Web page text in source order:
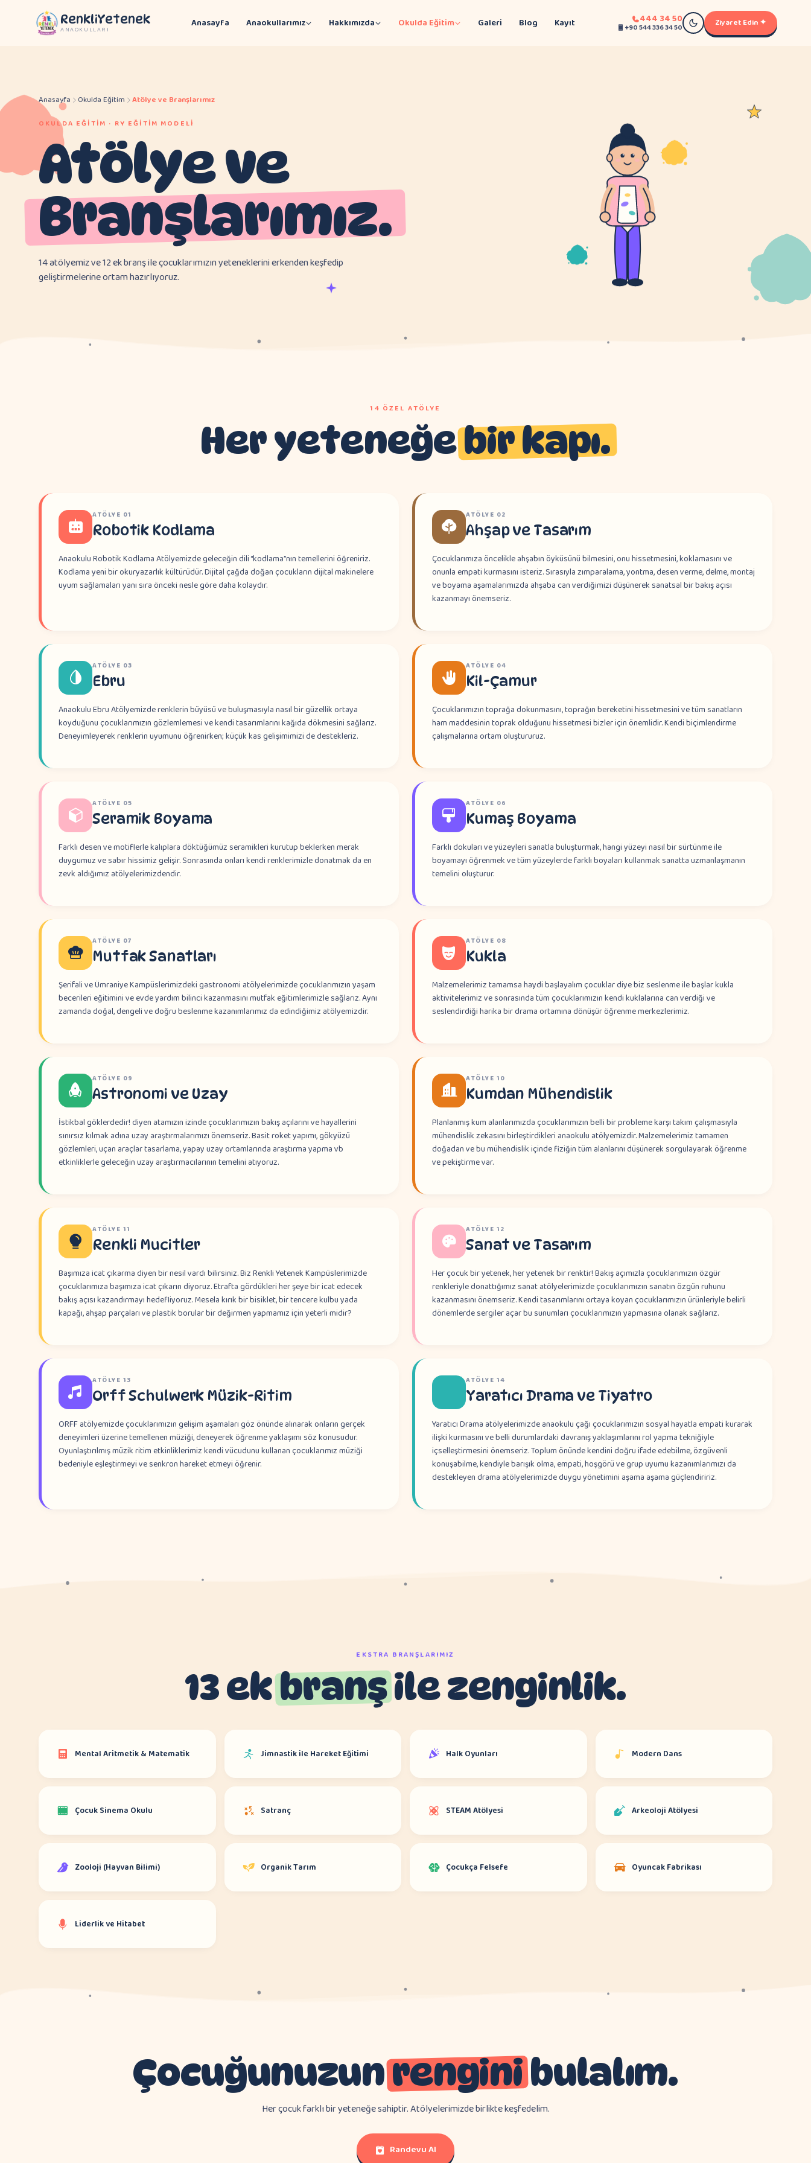
RenkliYetenek
ANAOKULLARI Anasayfa Anaokullarımız Hakkımızda Okulda Eğitim Galeri Blog Kayıt 444 34 50
+90 544 336 34 50 Ziyaret Edin ✦
Anasayfa Okulda Eğitim Atölye ve Branşlarımız
OKULDA EĞITIM · RY EĞITIM MODELI
Atölye ve
Branşlarımız.
14 atölyemiz ve 12 ek branş ile çocuklarımızın yeteneklerini erkenden keşfedip
geliştirmelerine ortam hazırlıyoruz.
14 ÖZEL ATÖLYE
Her yeteneğebir kapı.
ATÖLYE 01
Robotik Kodlama
Anaokulu Robotik Kodlama Atölyemizde geleceğin dili “kodlama”nın temellerini öğreniriz.
Kodlama yeni bir okuryazarlık kültürüdür. Dijital çağda doğan çocukların dijital makinelere
uyum sağlamaları yanı sıra önceki nesle göre daha kolaydır.
ATÖLYE 02
Ahşap ve Tasarım
Çocuklarımıza öncelikle ahşabın öyküsünü bilmesini, onu hissetmesini, koklamasını ve
onunla empati kurmasını isteriz. Sırasıyla zımparalama, yontma, desen verme, delme, montaj
ve boyama aşamalarımızda ahşaba can verdiğimizi düşünerek sanatsal bir bakış açısı
kazanmayı önemseriz.
ATÖLYE 03
Ebru
Anaokulu Ebru Atölyemizde renklerin büyüsü ve buluşmasıyla nasıl bir güzellik ortaya
koyduğunu çocuklarımızın gözlemlemesi ve kendi tasarımlarını kağıda dökmesini sağlarız.
Deneyimleyerek renklerin uyumunu öğrenirken; küçük kas gelişimimizi de destekleriz.
ATÖLYE 04
Kil-Çamur
Çocuklarımızın toprağa dokunmasını, toprağın bereketini hissetmesini ve tüm sanatların
ham maddesinin toprak olduğunu hissetmesi bizler için önemlidir. Kendi biçimlendirme
çalışmalarına ortam oluştururuz.
ATÖLYE 05
Seramik Boyama
Farklı desen ve motiflerle kalıplara döktüğümüz seramikleri kurutup beklerken merak
duygumuz ve sabır hissimiz gelişir. Sonrasında onları kendi renklerimizle donatmak da en
zevk aldığımız atölyelerimizdendir.
ATÖLYE 06
Kumaş Boyama
Farklı dokuları ve yüzeyleri sanatla buluşturmak, hangi yüzeyi nasıl bir sürtünme ile
boyamayı öğrenmek ve tüm yüzeylerde farklı boyaları kullanmak sanatta uzmanlaşmanın
temelini oluşturur.
ATÖLYE 07
Mutfak Sanatları
Şerifali ve Ümraniye Kampüslerimizdeki gastronomi atölyelerimizde çocuklarımızın yaşam
becerileri eğitimini ve evde yardım bilinci kazanmasını mutfak eğitimlerimizle sağlarız. Aynı
zamanda doğal, dengeli ve doğru beslenme kazanımlarımız da edindiğimiz atölyemizdir.
ATÖLYE 08
Kukla
Malzemelerimiz tamamsa haydi başlayalım çocuklar diye biz seslenme ile başlar kukla
aktivitelerimiz ve sonrasında tüm çocuklarımızın kendi kuklalarına can verdiği ve
seslendirdiği harika bir drama ortamına dönüşür öğrenme merkezlerimiz.
ATÖLYE 09
Astronomi ve Uzay
İstikbal göklerdedir! diyen atamızın izinde çocuklarımızın bakış açılarını ve hayallerini
sınırsız kılmak adına uzay araştırmalarımızı önemseriz. Basit roket yapımı, gökyüzü
gözlemleri, uçan araçlar tasarlama, yapay uzay ortamlarında araştırma yapma vb
etkinliklerle geleceğin uzay araştırmacılarının temelini atıyoruz.
ATÖLYE 10
Kumdan Mühendislik
Planlanmış kum alanlarımızda çocuklarımızın belli bir probleme karşı takım çalışmasıyla
mühendislik zekasını birleştirdikleri anaokulu atölyemizdir. Malzemelerimiz tamamen
doğadan ve bu mühendislik içinde fiziğin tüm alanlarını düşünerek sorgulayarak öğrenme
ve pekiştirme var.
ATÖLYE 11
Renkli Mucitler
Başımıza icat çıkarma diyen bir nesil vardı bilirsiniz. Biz Renkli Yetenek Kampüslerimizde
çocuklarımıza başımıza icat çıkarın diyoruz. Etrafta gördükleri her şeye bir icat edecek
bakış açısı kazandırmayı hedefliyoruz. Mesela kırık bir bisiklet, bir tencere kulbu yada
kapağı, ahşap parçaları ve plastik borular bir değirmen yapmamız için yeterli midir?
ATÖLYE 12
Sanat ve Tasarım
Her çocuk bir yetenek, her yetenek bir renktir! Bakış açımızla çocuklarımızın özgür
renkleriyle donattığımız sanat atölyelerimizde çocuklarımızın sanatın özgün ruhunu
kazanmasını önemseriz. Kendi tasarımlarını ortaya koyan çocuklarımızın ürünleriyle belirli
dönemlerde sergiler açar bu sunumları çocuklarımızın yapmasına olanak sağlarız.
ATÖLYE 13
Orff Schulwerk Müzik-Ritim
ORFF atölyemizde çocuklarımızın gelişim aşamaları göz önünde alınarak onların gerçek
deneyimleri üzerine temellenen müziği, deneyerek öğrenme yaklaşımı söz konusudur.
Oyunlaştırılmış müzik ritim etkinliklerimiz kendi vücudunu kullanan çocuklarımız müziği
bedeniyle eşleştirmeyi ve senkron hareket etmeyi öğrenir.
ATÖLYE 14
Yaratıcı Drama ve Tiyatro
Yaratıcı Drama atölyelerimizde anaokulu çağı çocuklarımızın sosyal hayatla empati kurarak
ilişki kurmasını ve belli durumlardaki davranış yaklaşımlarını rol yapma tekniğiyle
içselleştirmesini önemseriz. Toplum önünde kendini doğru ifade edebilme, özgüvenli
konuşabilme, kendiyle barışık olma, empati, hoşgörü ve grup uyumu kazanımlarımızı da
destekleyen drama atölyelerimizde duygu yönetimini aşama aşama güçlendiririz.
EKSTRA BRANŞLARIMIZ
13 ekbranşile zenginlik.
Mental Aritmetik & Matematik Jimnastik ile Hareket Eğitimi Halk Oyunları Modern Dans
Çocuk Sinema Okulu Satranç STEAM Atölyesi Arkeoloji Atölyesi
Zooloji (Hayvan Bilimi) Organik Tarım Çocukça Felsefe Oyuncak Fabrikası
Liderlik ve Hitabet
Çocuğunuzunrenginibulalım.
Her çocuk farklı bir yeteneğe sahiptir. Atölyelerimizde birlikte keşfedelim.
Randevu Al